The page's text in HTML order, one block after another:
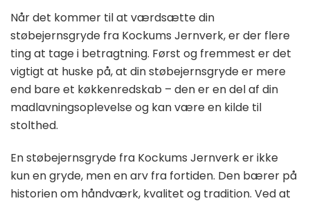
Når det kommer til at værdsætte din
støbejernsgryde fra Kockums Jernverk, er der flere
ting at tage i betragtning. Først og fremmest er det
vigtigt at huske på, at din støbejernsgryde er mere
end bare et køkkenredskab – den er en del af din
madlavningsoplevelse og kan være en kilde til
stolthed.
En støbejernsgryde fra Kockums Jernverk er ikke
kun en gryde, men en arv fra fortiden. Den bærer på
historien om håndværk, kvalitet og tradition. Ved at